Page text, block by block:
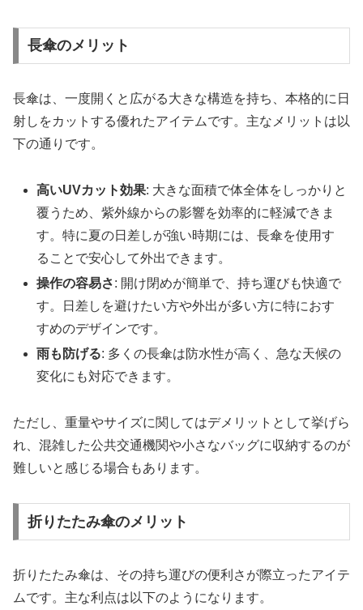
長傘のメリット
長傘は、一度開くと広がる大きな構造を持ち、本格的に日
射しをカットする優れたアイテムです。主なメリットは以
下の通りです。
高いUVカット効果: 大きな面積で体全体をしっかりと
覆うため、紫外線からの影響を効率的に軽減できま
す。特に夏の日差しが強い時期には、長傘を使用す
ることで安心して外出できます。
操作の容易さ: 開け閉めが簡単で、持ち運びも快適で
す。日差しを避けたい方や外出が多い方に特におす
すめのデザインです。
雨も防げる: 多くの長傘は防水性が高く、急な天候の
変化にも対応できます。
ただし、重量やサイズに関してはデメリットとして挙げら
れ、混雑した公共交通機関や小さなバッグに収納するのが
難しいと感じる場合もあります。
折りたたみ傘のメリット
折りたたみ傘は、その持ち運びの便利さが際立ったアイテ
ムです。主な利点は以下のようになります。